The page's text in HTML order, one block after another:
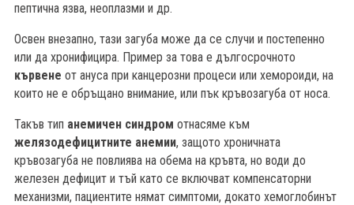
пептична язва, неоплазми и др.
Освен внезапно, тази загуба може да се случи и постепенно
или да хронифицира. Пример за това е дългосрочното
кървене от ануса при канцерозни процеси или хемороиди, на
които не е обръщано внимание, или пък кръвозагуба от носа.
Такъв тип анемичен синдром отнасяме към
желязодефицитните анемии, защото хроничната
кръвозагуба не повлиява на обема на кръвта, но води до
железен дефицит и тъй като се включват компенсаторни
механизми, пациентите нямат симптоми, докато хемоглобинът